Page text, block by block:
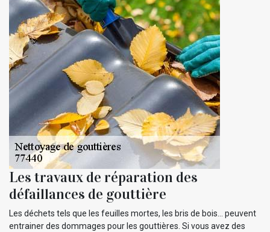
Les travaux de réparation des
défaillances de gouttière
Les déchets tels que les feuilles mortes, les bris de bois… peuvent
entrainer des dommages pour les gouttières. Si vous avez des